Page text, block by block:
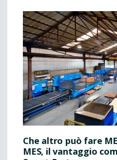
Che altro può fare
MES, il vantaggio